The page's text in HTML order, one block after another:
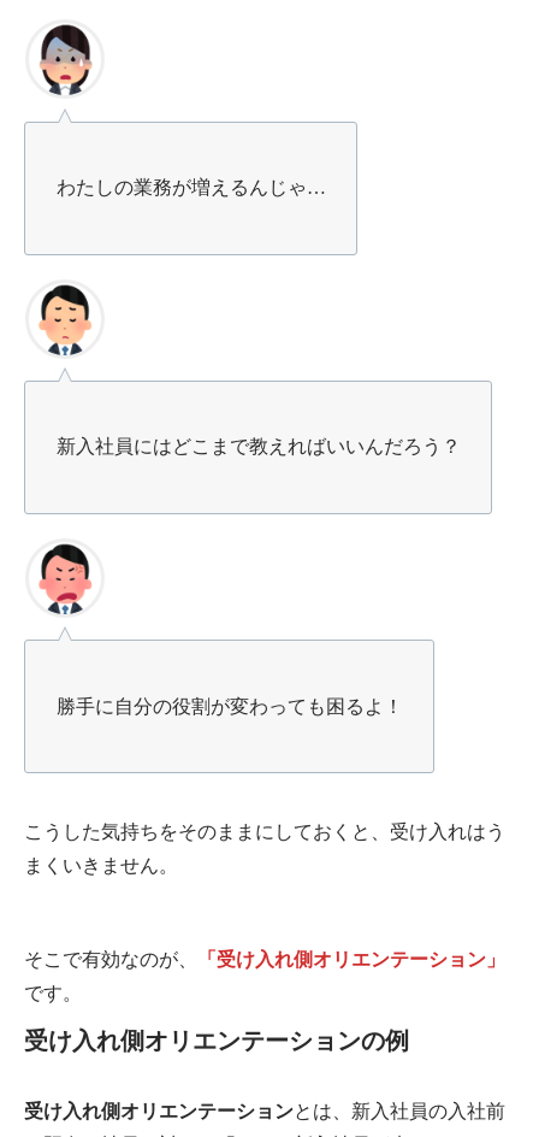
わたしの業務が増えるんじゃ…
新入社員にはどこまで教えればいいんだろう？
勝手に自分の役割が変わっても困るよ！
こうした気持ちをそのままにしておくと、受け入れはう
まくいきません。
そこで有効なのが、
「受け入れ側オリエンテーション」
です。
受け入れ側オリエンテーションの例
受け入れ側オリエンテーションとは、新入社員の入社前